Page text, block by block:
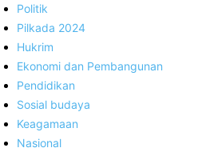
Politik
Pilkada 2024
Hukrim
Ekonomi dan Pembangunan
Pendidikan
Sosial budaya
Keagamaan
Nasional